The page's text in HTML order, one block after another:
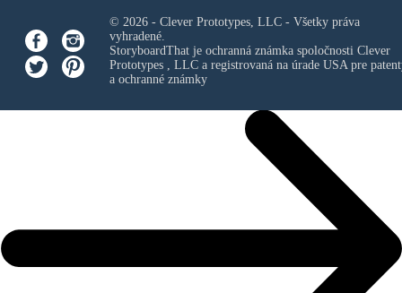
© 2026 - Clever Prototypes, LLC - Všetky práva
vyhradené.
StoryboardThat je ochranná známka spoločnosti Clever
Prototypes , LLCa registrovaná na úrade USA pre
a ochranné známky